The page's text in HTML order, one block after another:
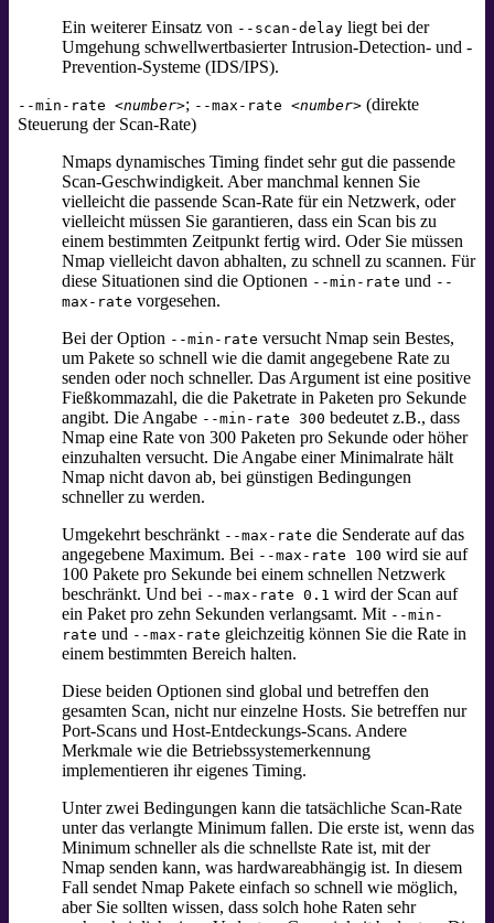
Ein weiterer Einsatz von --scan-delay liegt bei der
Umgehung schwellwertbasierter Intrusion-Detection- und -
Prevention-Systeme (IDS/IPS).
--min-rate <number>; --max-rate <number> (direkte
Steuerung der Scan-Rate)
Nmaps dynamisches Timing findet sehr gut die passende
Scan-Geschwindigkeit. Aber manchmal kennen Sie
vielleicht die passende Scan-Rate für ein Netzwerk, oder
vielleicht müssen Sie garantieren, dass ein Scan bis zu
einem bestimmten Zeitpunkt fertig wird. Oder Sie müssen
Nmap vielleicht davon abhalten, zu schnell zu scannen. Für
diese Situationen sind die Optionen --min-rate und --
max-rate vorgesehen.
Bei der Option --min-rate versucht Nmap sein Bestes,
um Pakete so schnell wie die damit angegebene Rate zu
senden oder noch schneller. Das Argument ist eine positive
Fießkommazahl, die die Paketrate in Paketen pro Sekunde
angibt. Die Angabe --min-rate 300 bedeutet z.B., dass
Nmap eine Rate von 300 Paketen pro Sekunde oder höher
einzuhalten versucht. Die Angabe einer Minimalrate hält
Nmap nicht davon ab, bei günstigen Bedingungen
schneller zu werden.
Umgekehrt beschränkt --max-rate die Senderate auf das
angegebene Maximum. Bei --max-rate 100 wird sie auf
100 Pakete pro Sekunde bei einem schnellen Netzwerk
beschränkt. Und bei --max-rate 0.1 wird der Scan auf
ein Paket pro zehn Sekunden verlangsamt. Mit --min-
rate und --max-rate gleichzeitig können Sie die Rate in
einem bestimmten Bereich halten.
Diese beiden Optionen sind global und betreffen den
gesamten Scan, nicht nur einzelne Hosts. Sie betreffen nur
Port-Scans und Host-Entdeckungs-Scans. Andere
Merkmale wie die Betriebssystemerkennung
implementieren ihr eigenes Timing.
Unter zwei Bedingungen kann die tatsächliche Scan-Rate
unter das verlangte Minimum fallen. Die erste ist, wenn das
Minimum schneller als die schnellste Rate ist, mit der
Nmap senden kann, was hardwareabhängig ist. In diesem
Fall sendet Nmap Pakete einfach so schnell wie möglich,
aber Sie sollten wissen, dass solch hohe Raten sehr